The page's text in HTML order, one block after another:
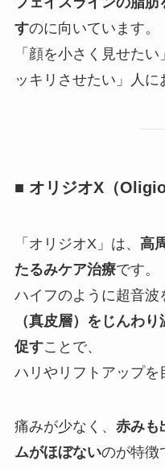
すのに向いています。
「顔を小さく見せた
ッキリさせたい」人に
■ オリジオX（
「オリジオX」は、 高
たるみケア治療です。
ハイフのように超音波
（真皮層）をじんわ
促すことで、
ハリやリフトアップを
痛みが少なく、 赤みも
ムがほぼないのが特徴